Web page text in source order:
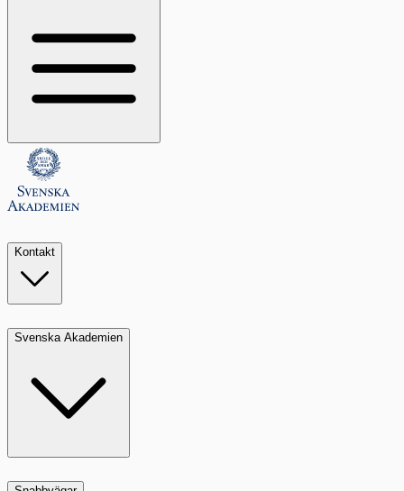
Kontakt
Svenska Akademien